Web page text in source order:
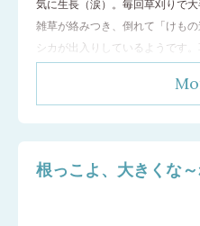
気に生長（涙）。毎回草刈りで
雑草が絡みつき、倒れて「けも
シカが出入りしているようです
イ）、レモンバーム（メリッサ
根っこよ、大きくな～